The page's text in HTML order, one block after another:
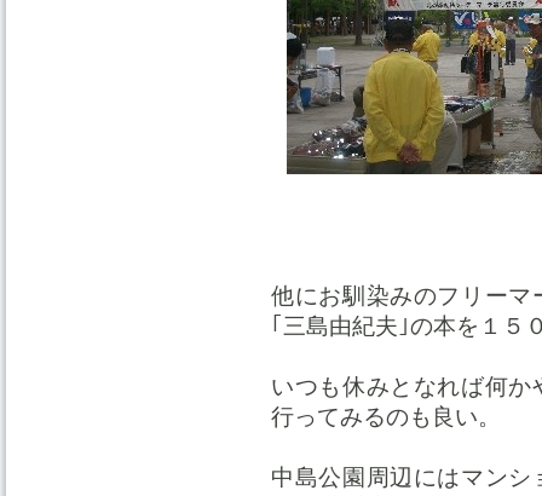
他にお馴染みのフリー
｢三島由紀夫｣の本を１５
いつも休みとなれば何
行ってみるのも良い。
中島公園周辺にはマンシ